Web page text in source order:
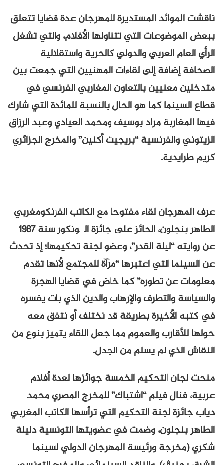
ناقشت الموائد المستديرة للمهرجان عدة قضايا تتعلق
ببعض الموضوعات التي تتناولها الأفلام، والتي تشغل
الرأي العام العربي والدولي كالحرية واستقلالية
الصحافة إضافة إلى لقاءات المهنيين التي جمعت بين
متدخلين معنيين بالتعاون المغاربي الفرنسي في
قطاع السينما كما هو الحال بالنسبة للمائدة التي شارك
فيها المغاربة مراد بوسيف ومحمد العيادي وعبد الرزاق
الزيتوني والفرنسية “بريجيت أكنين” والمخرج الجزائري
كريم طرايدية.
عرف المهرجان لقاء مفتوحا مع الكاتب الفرنكومغربي
الطاهر بنجلون، الحائز على جائزة الگونكور سنة 1987
عن روايته “ليلة القدر”، وعضو لجنة تحكيمها؛ إذ تحدث
عن السينما التي اعتبرها “مرآة للمجتمع لأنها تقدم
معلومات عن تطوره” كما خاض في قضايا الهجرة
والسياسة والتطرف والإرهاب والدين الذي بات يفسره
في كتبه الأخيرة بطريقة قد نختلف أو نتفق معه
حولها للأقارب والعموم مما جعل اللقاء يتميز بنوع من
النقاش الذي لم يسلم من الجدل.
منحت لجان التحكيم الخمسة جوائزها لعدة أفلام
عربية، فنال فيلم “اشتباك” للمخرج المصري محمد
دياب جائزة لجنة التحكيم التي ترأسها الكاتب المغربي
الطاهر بنجلون، وضمت في عضويتها التونسية دليلة
شكري (مخرجة ورئيسة المهرجان الدولي لسينما